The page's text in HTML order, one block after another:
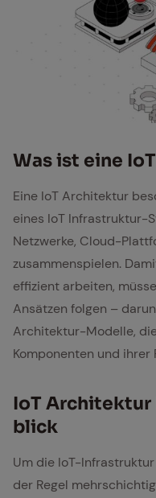
Was ist eine
Eine IoT Architektur
eines IoT Infrastruktur-
Netzwerke, Cloud-
zusammenspielen.
effizient arbeiten,
Ansätzen folgen –
Architektur-Modelle,
Komponenten und
IoT
blick
Um die IoT-
der Regel